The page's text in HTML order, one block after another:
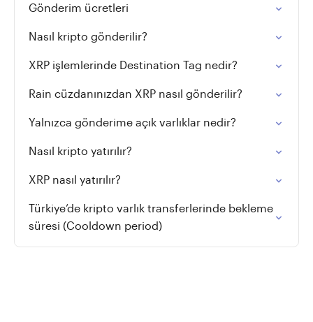
Gönderim ücretleri
Nasıl kripto gönderilir?
XRP işlemlerinde Destination Tag nedir?
Rain cüzdanınızdan XRP nasıl gönderilir?
Yalnızca gönderime açık varlıklar nedir?
Nasıl kripto yatırılır?
XRP nasıl yatırılır?
Türkiye’de kripto varlık transferlerinde bekleme
süresi (Cooldown period)